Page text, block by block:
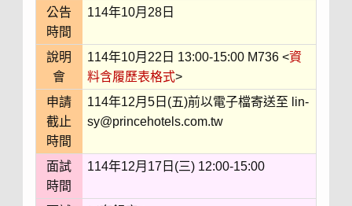
公告
時間
114年10月28日
說明
會
114年10月22日 13:00-15:00 M736 <資
料含履歷表格式>
申請
截止
時間
114年12月5日(五)前以電子檔寄送至 lin-
sy@princehotels.com.tw
面試
時間
114年12月17日(三) 12:00-15:00